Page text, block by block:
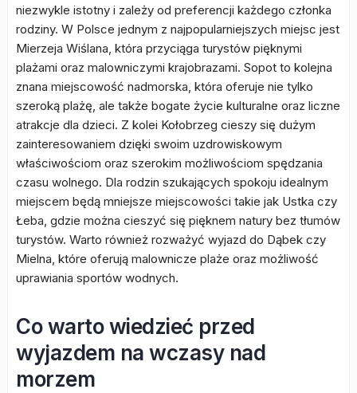
niezwykle istotny i zależy od preferencji każdego członka
rodziny. W Polsce jednym z najpopularniejszych miejsc jest
Mierzeja Wiślana, która przyciąga turystów pięknymi
plażami oraz malowniczymi krajobrazami. Sopot to kolejna
znana miejscowość nadmorska, która oferuje nie tylko
szeroką plażę, ale także bogate życie kulturalne oraz liczne
atrakcje dla dzieci. Z kolei Kołobrzeg cieszy się dużym
zainteresowaniem dzięki swoim uzdrowiskowym
właściwościom oraz szerokim możliwościom spędzania
czasu wolnego. Dla rodzin szukających spokoju idealnym
miejscem będą mniejsze miejscowości takie jak Ustka czy
Łeba, gdzie można cieszyć się pięknem natury bez tłumów
turystów. Warto również rozważyć wyjazd do Dąbek czy
Mielna, które oferują malownicze plaże oraz możliwość
uprawiania sportów wodnych.
Co warto wiedzieć przed
wyjazdem na wczasy nad
morzem